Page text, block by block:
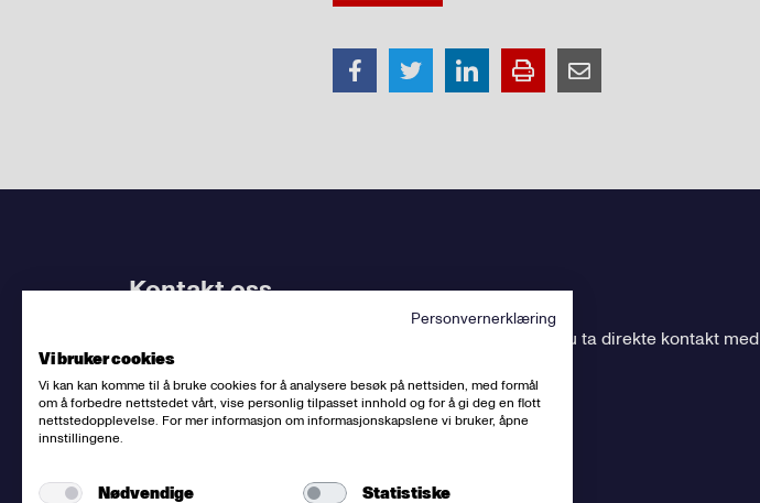
Kontakt oss
, kan du ta direkte kontakt med
dem.
Sentralbord:(+47) 23 06 31 00
Fellesforbundet
org.nr: 950956828
Personvernerklæring
Vi bruker cookies
Vi kan kan komme til å bruke cookies for å analysere besøk på nettsiden, med formål
om å forbedre nettstedet vårt, vise personlig tilpasset innhold og for å gi deg en flott
nettstedopplevelse. For mer informasjon om informasjonskapslene vi bruker, åpne
innstillingene.
Nødvendige Statistiske